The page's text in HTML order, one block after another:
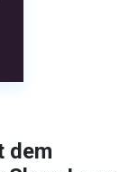
dem